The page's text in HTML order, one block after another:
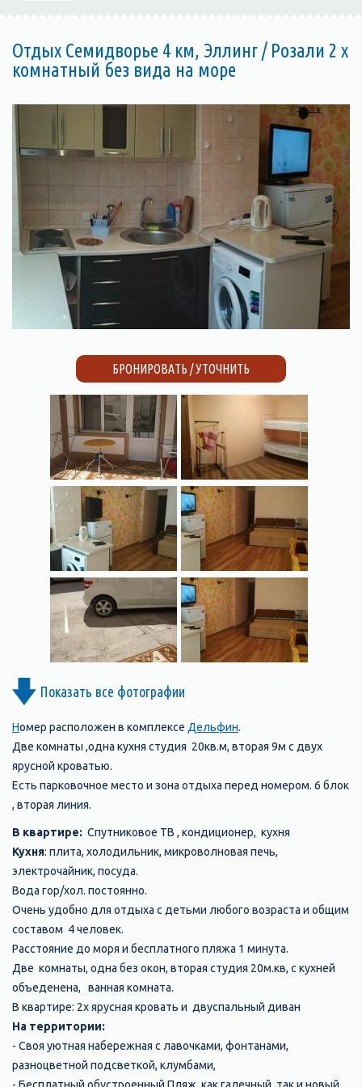
Отдых Семидворье 4 км, Эллинг / Розали 2 х
комнатный без вида на море
БРОНИРОВАТЬ / УТОЧНИТЬ
Показать все фотографии
Номер расположен в комплексе Дельфин.
Две комнаты ,одна кухня студия 20кв.м, вторая 9м с двух
ярусной кроватью.
Есть парковочное место и зона отдыха перед номером. 6 блок
, вторая линия.
В квартире: Спутниковое ТВ , кондиционер, кухня
Кухня: плита, холодильник, микроволновая печь,
электрочайник, посуда.
Вода гор/хол. постоянно.
Очень удобно для отдыха с детьми любого возраста и общим
составом 4 человек.
Расстояние до моря и бесплатного пляжа 1 минута.
Две комнаты, одна без окон, вторая студия 20м.кв, с кухней
объеденена, ванная комната.
В квартире: 2х ярусная кровать и двуспальный диван
На территории:
- Своя уютная набережная с лавочками, фонтанами,
разноцветной подсветкой, клумбами,